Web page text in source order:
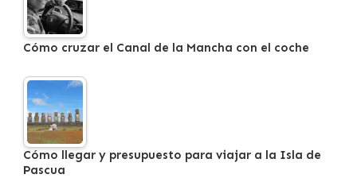
Cómo cruzar el Canal de la Mancha con el coche
Cómo llegar y presupuesto para viajar a la Isla de
Pascua